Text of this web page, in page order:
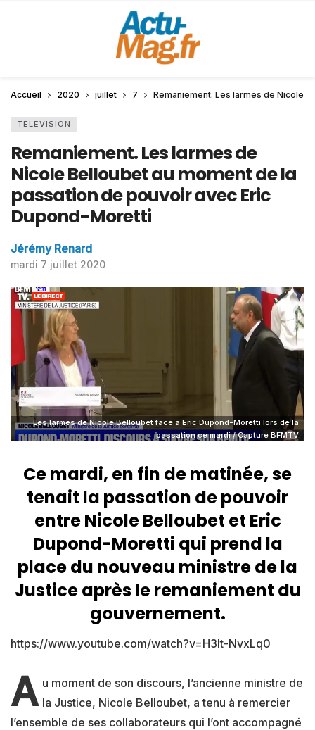
Accueil 2020 juillet 7 Remaniement. Les larmes de Nicole
TÉLÉVISION
Remaniement. Les larmes de
Nicole Belloubet au moment de la
passation de pouvoir avec Eric
Dupond-Moretti
Jérémy Renard
mardi 7 juillet 2020
Les larmes de Nicole Belloubet face à Eric Dupond-Moretti lors de la
passation ce mardi / Capture BFMTV
Ce mardi, en fin de matinée, se
tenait la passation de pouvoir
entre Nicole Belloubet et Eric
Dupond-Moretti qui prend la
place du nouveau ministre de la
Justice après le remaniement du
gouvernement.
https://www.youtube.com/watch?v=H3It-NvxLq0
A u moment de son discours, l’ancienne ministre de
la Justice, Nicole Belloubet, a tenu à remercier
l’ensemble de ses collaborateurs qui l’ont accompagné